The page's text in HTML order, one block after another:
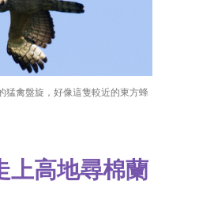
猛禽盤旋，好像這隻較近的東方蜂
上高地尋棉蘭